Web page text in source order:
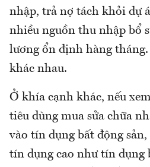
nhập, trả nợ tách khỏi dự
nhiều nguồn thu nhập bổ
lương ổn định hàng
khác nhau.
Ở khía cạnh khác, nếu
tiêu dùng mua sửa chữa
vào tín dụng bất động
tín dụng cao như tín dụng